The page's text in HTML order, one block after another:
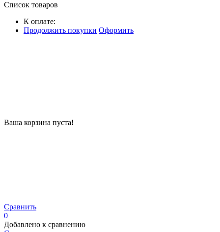
Список товаров
К оплате:
Продолжить покупки Оформить
Ваша корзина пуста!
Сравнить
0
Добавлено к сравнению